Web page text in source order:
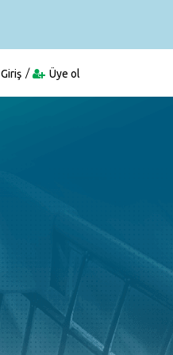
Giriş Üye ol